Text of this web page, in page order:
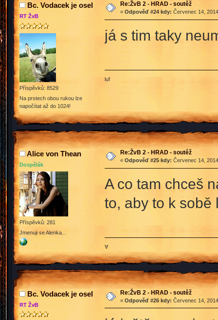
Bc. Vodacek je osel
RT ŽvB
Příspěvků: 8529
Na prstech obou rukou lze
napočítat až do 1024!
Re:ŽvB 2 - HRAD - soutěž
« Odpověď #24 kdy: Červenec 14,
já s tim taky
luf
Alice von Thean
Dospělák
Příspěvků: 281
Jmenuji se Alenka...
Re:ŽvB 2 - HRAD - soutěž
« Odpověď #25 kdy: Červenec 14,
A co tam chceš
to, aby to k sobě
∀
Bc. Vodacek je osel
RT ŽvB
Re:ŽvB 2 - HRAD - soutěž
« Odpověď #26 kdy: Červenec 14,